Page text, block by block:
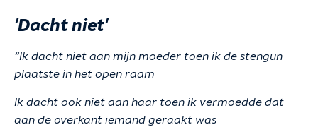
'Dacht niet'
“Ik dacht niet aan mijn moeder toen ik de stengun
plaatste in het open raam
Ik dacht ook niet aan haar toen ik vermoedde dat
aan de overkant iemand geraakt was